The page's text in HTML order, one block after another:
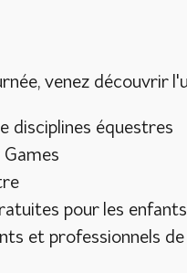
venez découvrir
disciplines équestres
pour les enfants
et professionnels